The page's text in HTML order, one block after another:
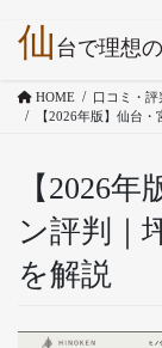
仙 台で理想
HOME
口コミ・評
【2026年版】仙台
【2026
ン評判｜
を解説